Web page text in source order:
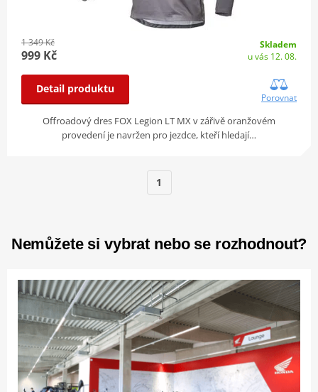
1 349 Kč
999 Kč
Skladem
u vás 12. 08.
Detail produktu
Porovnat
Offroadový dres FOX Legion LT MX v zářivě oranžovém
provedení je navržen pro jezdce, kteří hledají…
1
Nemůžete si vybrat nebo se rozhodnout?